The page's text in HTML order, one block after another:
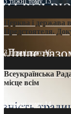
Церква і держава
Предстоятеля.
3 тижні тому16
Всеукраїнська
місце всім
3 тижні тому14